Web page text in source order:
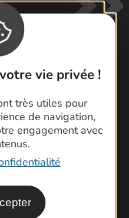
vie privée !
très utiles pour
de navigation,
engagement avec
questions
Topoguides
Gard